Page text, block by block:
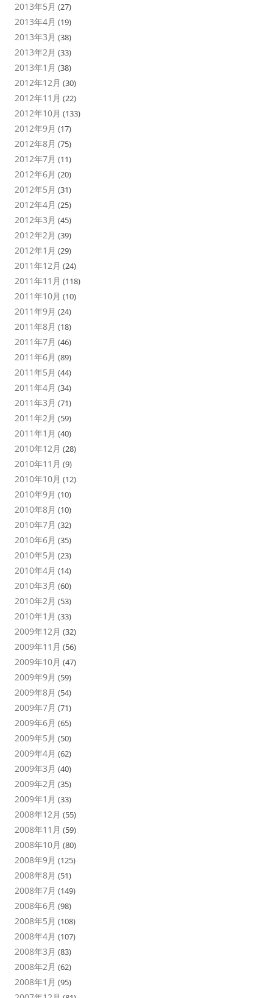
2013年5月 (27)
2013年4月 (19)
2013年3月 (38)
2013年2月 (33)
2013年1月 (38)
2012年12月 (30)
2012年11月 (22)
2012年10月 (133)
2012年9月 (17)
2012年8月 (75)
2012年7月 (11)
2012年6月 (20)
2012年5月 (31)
2012年4月 (25)
2012年3月 (45)
2012年2月 (39)
2012年1月 (29)
2011年12月 (24)
2011年11月 (118)
2011年10月 (10)
2011年9月 (24)
2011年8月 (18)
2011年7月 (46)
2011年6月 (89)
2011年5月 (44)
2011年4月 (34)
2011年3月 (71)
2011年2月 (59)
2011年1月 (40)
2010年12月 (28)
2010年11月 (9)
2010年10月 (12)
2010年9月 (10)
2010年8月 (10)
2010年7月 (32)
2010年6月 (35)
2010年5月 (23)
2010年4月 (14)
2010年3月 (60)
2010年2月 (53)
2010年1月 (33)
2009年12月 (32)
2009年11月 (56)
2009年10月 (47)
2009年9月 (59)
2009年8月 (54)
2009年7月 (71)
2009年6月 (65)
2009年5月 (50)
2009年4月 (62)
2009年3月 (40)
2009年2月 (35)
2009年1月 (33)
2008年12月 (55)
2008年11月 (59)
2008年10月 (80)
2008年9月 (125)
2008年8月 (51)
2008年7月 (149)
2008年6月 (98)
2008年5月 (108)
2008年4月 (107)
2008年3月 (83)
2008年2月 (62)
2008年1月 (95)